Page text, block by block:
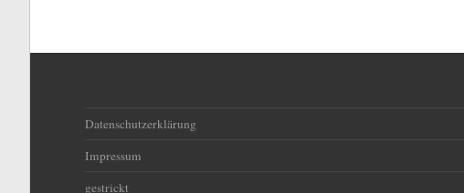
Datenschutzerklärung
Impressum
gestrickt